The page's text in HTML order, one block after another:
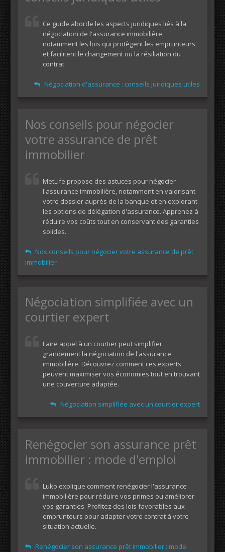
Ce guide aborde les aspects juridiques liés à la
négociation de l'assurance immobilière,
notamment les lois qui protègent les emprunteurs
et facilitent le changement ou la résiliation du
contrat.
Négociation d'assurance : conseils juridiques utiles
Nos conseils pour négocier
votre assurance de prêt
immobilier
MetLife propose des astuces pour négocier
l'assurance immobilière, notamment en valorisant
votre dossier auprès de la banque et en explorant
les options de délégation d'assurance. Apprenez à
réduire vos coûts tout en conservant des garanties
solides.
Nos conseils pour négocier votre assurance de prêt
immobilier
Négociation simplifiée avec un
courtier expert
Faire appel à un courtier peut simplifier
grandement la négociation de l'assurance
immobilière. Découvrez comment ces experts
peuvent maximiser vos économies tout en trouvant
une couverture adaptée.
Négociation simplifiée avec un courtier expert
Renégocier son assurance prêt
immobilier : mode d'emploi
Luko explique comment renégocier l'assurance
immobilière pour réduire vos primes ou améliorer
vos garanties. Profitez des lois favorables aux
emprunteurs pour adapter votre contrat à votre
situation actuelle.
Renégocier son assurance prêt immobilier : mode